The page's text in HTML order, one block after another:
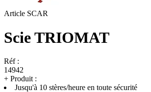
Article SCAR
Scie TRIOMAT
Réf :
14942
+ Produit :
Jusqu'à 10 stères/heure en toute sécurité